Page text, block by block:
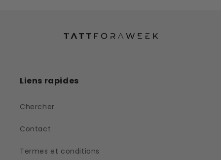
Liens rapides
Chercher
Contact
Termes et conditions